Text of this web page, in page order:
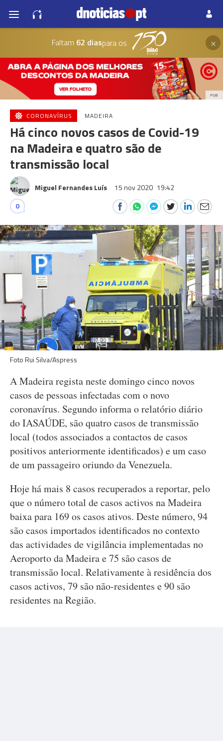
Faltam 62 diaspara os ×
PUB
CORONAVÍRUS MADEIRA
Há cinco novos casos de Covid-19
na Madeira e quatro são de
transmissão local
Miguel Fernandes Luís 15 nov 2020 19:42
0
Foto Rui Silva/Aspress
A Madeira regista neste domingo cinco novos
casos de pessoas infectadas com o novo
coronavírus. Segundo informa o relatório diário
do IASAÚDE, são quatro casos de transmissão
local (todos associados a contactos de casos
positivos anteriormente identificados) e um caso
de um passageiro oriundo da Venezuela.
Hoje há mais 8 casos recuperados a reportar, pelo
que o número total de casos activos na Madeira
baixa para 169 os casos ativos. Deste número, 94
são casos importados identificados no contexto
das actividades de vigilância implementadas no
Aeroporto da Madeira e 75 são casos de
transmissão local. Relativamente à residência dos
casos activos, 79 são não-residentes e 90 são
residentes na Região.